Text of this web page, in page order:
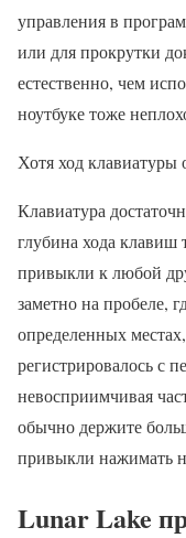
управления в
или для прокрутки
естественно, чем
ноутбуке тоже
Хотя ход клавиатуры
Клавиатура
глубина хода клавиш
привыкли к любой
заметно на пробеле,
определенных
регистрировалось с
невосприимчивая
обычно держите
привыкли нажимать
Lunar Lake